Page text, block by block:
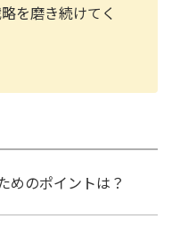
を磨き続けてく
めのポイントは？